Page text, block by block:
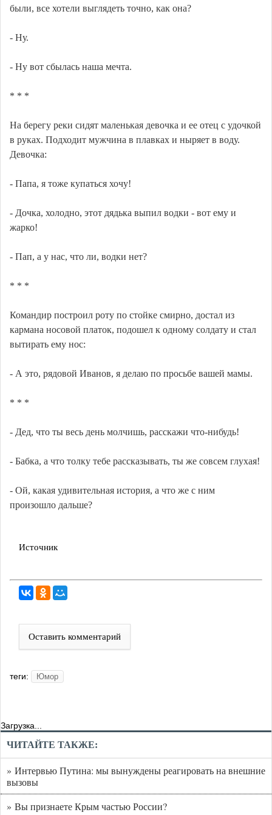
были, все хотели выглядеть точно, как она?
- Ну.
- Ну вот сбылась наша мечта.
* * *
На берегу реки сидят маленькая девочка и ее отец с удочкой
в руках. Подходит мужчина в плавках и ныряет в воду.
Девочка:
- Папа, я тоже купаться хочу!
- Дочка, холодно, этот дядька выпил водки - вот ему и
жарко!
- Пап, а у нас, что ли, водки нет?
* * *
Командир построил роту по стойке смирно, достал из
кармана носовой платок, подошел к одному солдату и стал
вытирать ему нос:
- А это, рядовой Иванов, я делаю по просьбе вашей мамы.
* * *
- Дед, что ты весь день молчишь, расскажи что-нибудь!
- Бабка, а что толку тебе рассказывать, ты же совсем глухая!
- Ой, какая удивительная история, а что же с ним
произошло дальше?
Источник
Оставить комментарий
теги: Юмор
Загрузка...
ЧИТАЙТЕ ТАКЖЕ:
» Интервью Путина: мы вынуждены реагировать на внешние
вызовы
» Вы признаете Крым частью России?